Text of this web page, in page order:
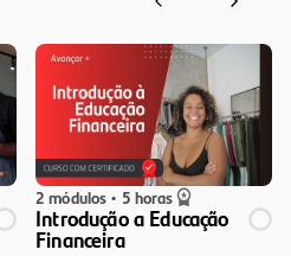
2 módulos • 5 horas
Introdução a Educação
Financeira